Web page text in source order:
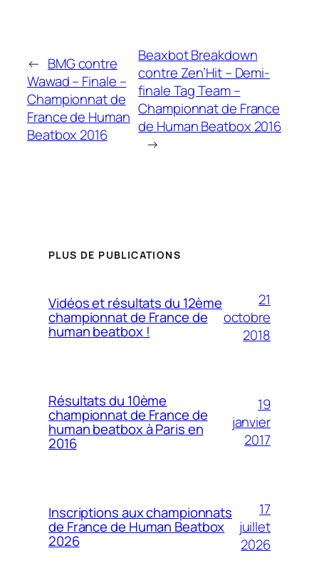
← BMG contre
Wawad – Finale –
Championnat de
France de Human
Beatbox 2016
Beaxbot Breakdown
contre Zen’Hit – Demi-
finale Tag Team –
Championnat de France
de Human Beatbox 2016
→
PLUS DE PUBLICATIONS
Vidéos et résultats du 12ème
championnat de France de
human beatbox !
21
octobre
2018
Résultats du 10ème
championnat de France de
human beatbox à Paris en
2016
19
janvier
2017
Inscriptions aux championnats
de France de Human Beatbox
2026
17
juillet
2026